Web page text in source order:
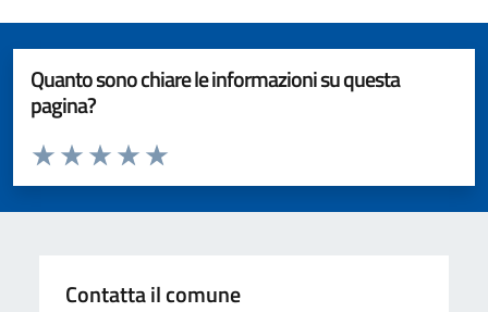
Quanto sono chiare le informazioni su questa
pagina?
Valuta da 1 a 5 stelle la pagina
Valuta 5 stelle su 5
Valuta 4 stelle su 5
Valuta 3 stelle su 5
Valuta 2 stelle su 5
Valuta 1 stelle su 5
Contatta il comune